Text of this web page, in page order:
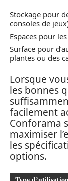
Stockage pour
consoles de
Espaces pour
Surface pour
plantes ou des
Lorsque
les bonnes
facilement
Conforama
maximiser
les
options.